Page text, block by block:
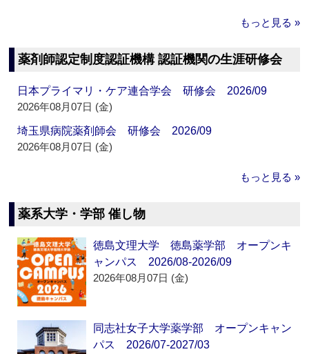
もっと見る »
薬剤師認定制度認証機構 認証機関の生涯研修会
日本プライマリ・ケア連合学会 研修会 2026/09
2026年08月07日 (金)
埼玉県病院薬剤師会 研修会 2026/09
2026年08月07日 (金)
もっと見る »
薬系大学・学部 催し物
徳島文理大学 徳島薬学部 オープンキ
ャンパス 2026/08-2026/09
2026年08月07日 (金)
同志社女子大学薬学部 オープンキャン
パス 2026/07-2027/03